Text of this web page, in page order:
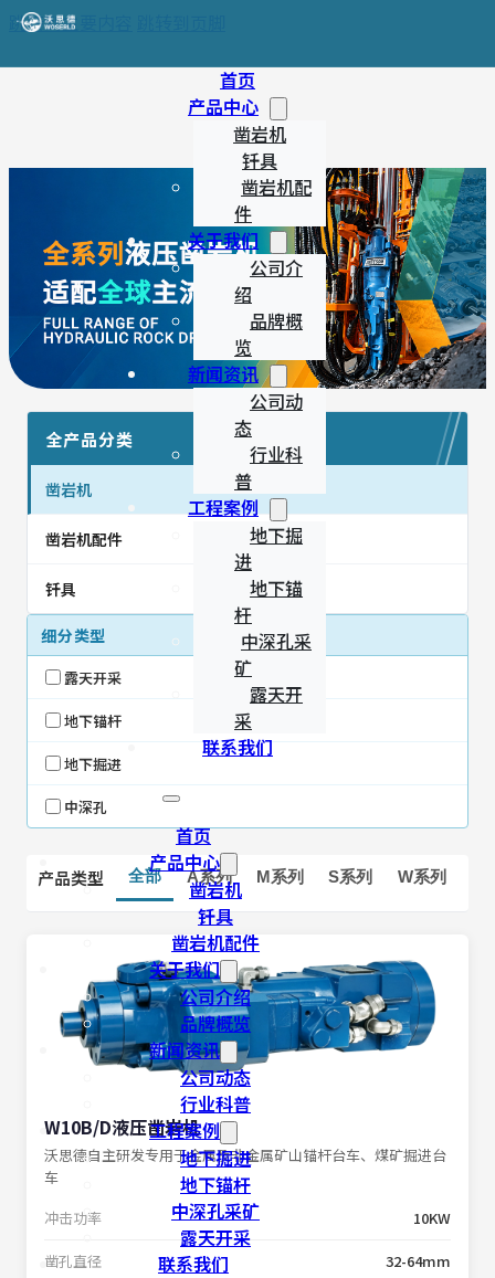
跳转到主要内容
首页
产品中心
凿岩机
钎具
凿岩机配
件
关于我们
公司介
绍
品牌概
览
新闻资讯
公司动
态
行业科
普
工程案例
地下掘
进
地下锚
杆
中深孔采
矿
露天开
采
联系我们
首页
产品中心
凿岩机
钎具
凿岩机配件
关于我们
公司介绍
品牌概览
新闻资讯
公司动态
行业科普
工程案例
地下掘进
地下锚杆
中深孔采矿
露天开采
联系我们
全产品分类
凿岩机
凿岩机配件
钎具
细分类型
露天开采
地下锚杆
地下掘进
中深孔
产品类型 全部 A系列 M系列 S系列 W系列
W10B/D液压凿岩机
沃思德自主研发专用于金属及非金属矿山锚杆台车、煤矿掘进台
车
冲击功率
10KW
凿孔直径 32-64mm